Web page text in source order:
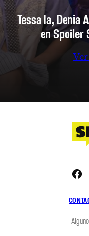
Tessa Ia, Denia
en Spoiler
Ver